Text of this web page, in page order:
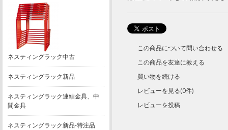
この商品について問い合わせる
この商品を友達に教える
買い物を続ける
レビューを見る(0件)
レビューを投稿
ネスティングラック中古
ネスティングラック新品
ネスティングラック連結金具、中
間金具
ネスティングラック新品-特注品